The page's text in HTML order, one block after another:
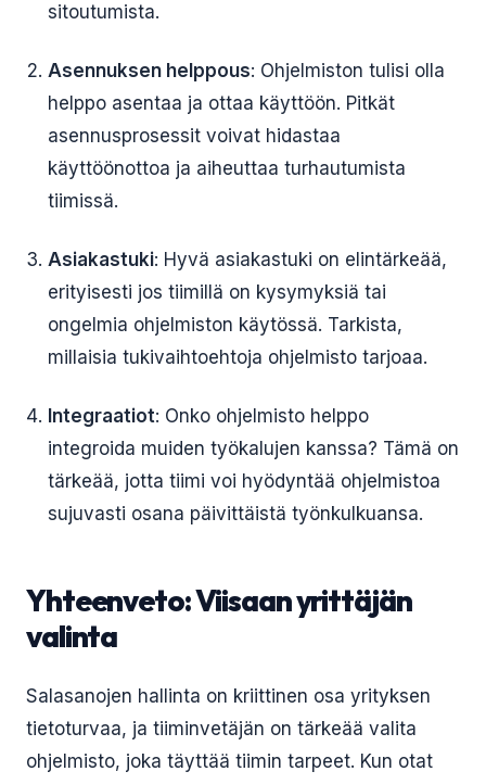
sitoutumista.
Asennuksen helppous: Ohjelmiston tulisi olla
helppo asentaa ja ottaa käyttöön. Pitkät
asennusprosessit voivat hidastaa
käyttöönottoa ja aiheuttaa turhautumista
tiimissä.
Asiakastuki: Hyvä asiakastuki on elintärkeää,
erityisesti jos tiimillä on kysymyksiä tai
ongelmia ohjelmiston käytössä. Tarkista,
millaisia tukivaihtoehtoja ohjelmisto tarjoaa.
Integraatiot: Onko ohjelmisto helppo
integroida muiden työkalujen kanssa? Tämä on
tärkeää, jotta tiimi voi hyödyntää ohjelmistoa
sujuvasti osana päivittäistä työnkulkuansa.
Yhteenveto: Viisaan yrittäjän
valinta
Salasanojen hallinta on kriittinen osa yrityksen
tietoturvaa, ja tiiminvetäjän on tärkeää valita
ohjelmisto, joka täyttää tiimin tarpeet. Kun otat